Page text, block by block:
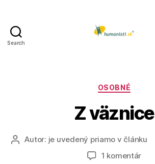
Search
Kategórie
OSOBNÉ
Z väznice
AutorAutor: je uvedený priamo v článku
1 komentárna